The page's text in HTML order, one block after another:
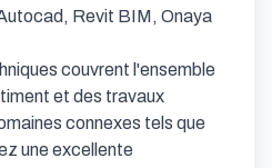
Revit BIM, Onaya
couvrent l'ensemble
et des travaux
connexes tels que
une excellente